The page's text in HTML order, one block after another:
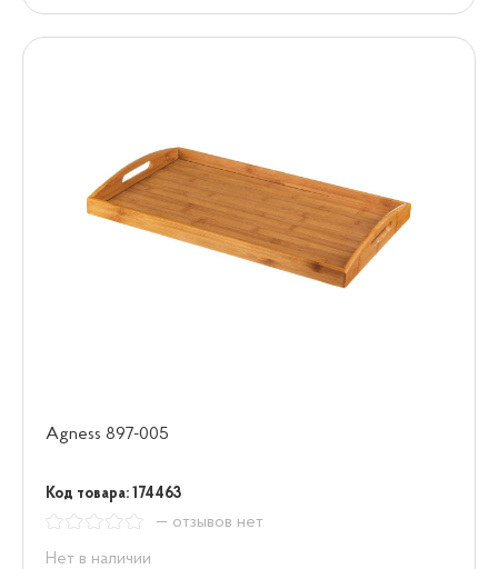
Agness 897-005
Код товара: 174463
— отзывов нет
Нет в наличии